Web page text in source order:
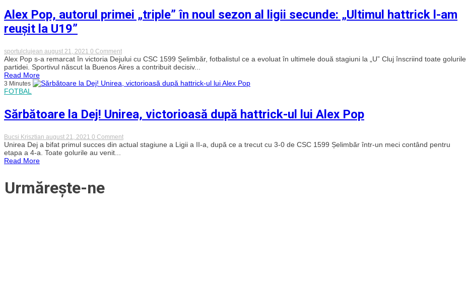
Alex Pop, autorul primei „triple” în noul sezon al ligii secunde: „Ultimul hattrick l-am
reușit la U19”
sportulclujean august 21, 2021 0 Commenton
Alex
Pop,
autorul
„triple”
al
ligii
„Ultimul
hattrick
l-
Alex Pop s-a remarcat în victoria Dejului cu CSC 1599 Șelimbăr, fotbalistul ce a evoluat în ultimele două stagiuni la „U” Cluj înscriind toate golurile
partidei. Sportivul născut la Buenos Aires a contribuit decisiv...
Read More
3 Minutes
FOTBAL
Sărbătoare la Dej! Unirea, victorioasă după hattrick-ul lui Alex Pop
Bucsi Krisztian august 21, 2021 0 Commenton
Sărbătoare
Unirea Dej a bifat primul succes din actual stagiune a Ligii a II-a, după ce a trecut cu 3-0 de CSC 1599 Șelimbăr într-un meci contând pentru
etapa a 4-a. Toate golurile au venit...
Read More
Urmărește-ne